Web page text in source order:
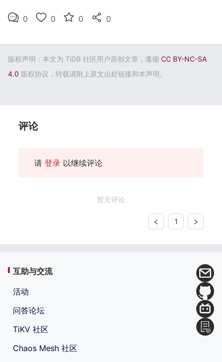
0 0 0 0
版权声明：本文为 TiDB 社区用户原创文章，遵循 CC BY-NC-SA
4.0 版权协议，转载请附上原文出处链接和本声明。
评论
请 登录 以继续评论
暂无评论
1
互助与交流
活动
问答论坛
TiKV 社区
Chaos Mesh 社区